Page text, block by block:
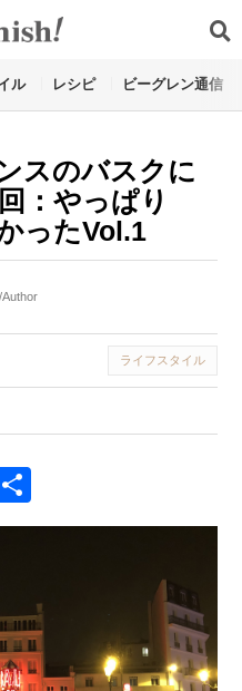
ル レシピ ビーグレン通信
スのバスクに
：やっぱり
ったVol.1
ライフスタイル
Email